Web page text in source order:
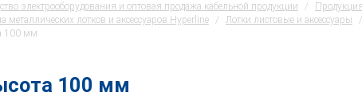
электрооборудования и оптовая продажа кабельной продукции
металлических лотков и аксессуаров Hyperline
Лотки листовые и аксессуары
100 мм
100 мм